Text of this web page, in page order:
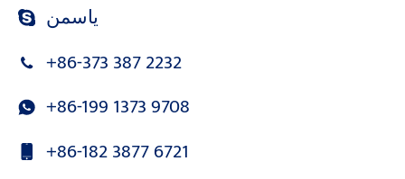
یاسمن
+86-373 387 2232
+86-199 1373 9708
+86-182 3877 6721